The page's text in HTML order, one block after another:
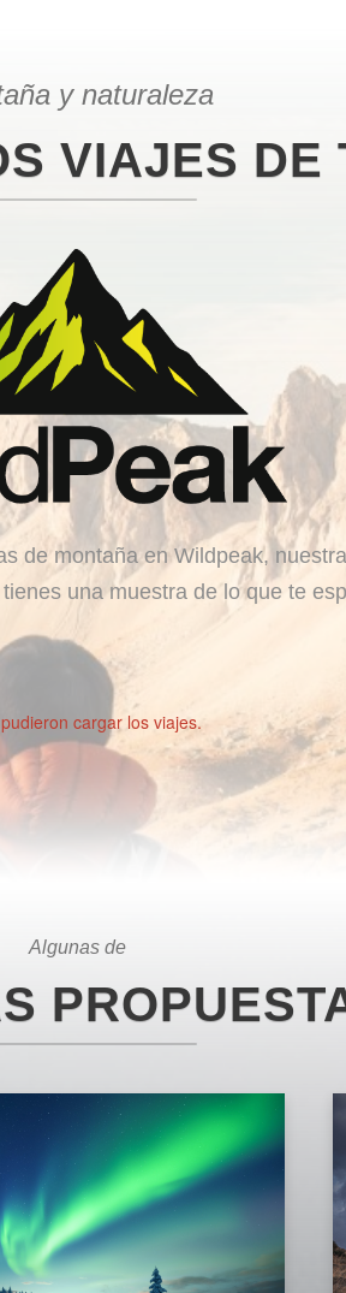
y naturaleza
VIAJES DE
de montaña en Wildpeak,
una muestra de lo que te
cargar los viajes.
Algunas de